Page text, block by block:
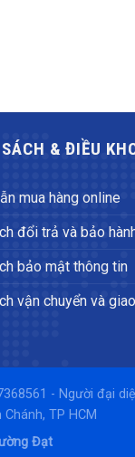
& ĐIỀU
mua hàng online
đổi trả và bảo
bảo mật thông tin
vận chuyển và
- Người đại
TP HCM
Đạt